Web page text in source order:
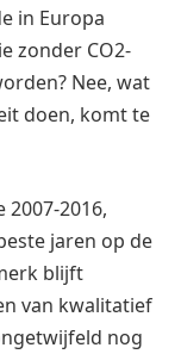
in Europa
zonder CO2-
Nee, wat
doen, komt te
2016,
jaren op de
blijft
van kwalitatief
nog